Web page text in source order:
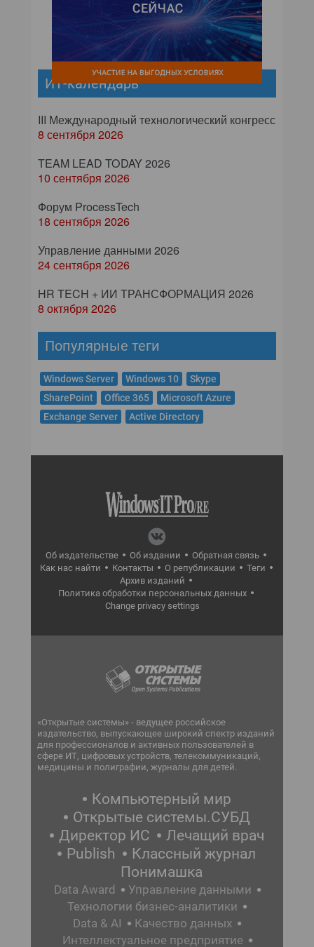
ИТ-календарь
III Международный технологический конгресс
8 сентября 2026
TEAM LEAD TODAY 2026
10 сентября 2026
Форум ProcessTech
18 сентября 2026
Управление данными 2026
24 сентября 2026
HR TECH + ИИ ТРАНСФОРМАЦИЯ 2026
8 октября 2026
Популярные теги
Windows Server Windows 10
Skype
SharePoint
Office 365
Microsoft Azure
Exchange Server
Active Directory
Об издательстве Об издании
Обратная связь
Как нас найти
Контакты О републикации
Теги
Архив изданий
Политика обработки персональных данных
Change privacy settings
«Открытые системы» - ведущее российское
издательство, выпускающее широкий спектр изданий
для профессионалов и активных пользователей в
сфере ИТ, цифровых устройств, телекоммуникаций,
медицины и полиграфии, журналы для детей.
Компьютерный мир
Открытые системы.СУБД
Директор ИС
Лечащий врач
Publish
Классный журнал
Понимашка
Data Award
Управление данными
Технологии бизнес-аналитики
Data & AI
Качество данных
Интеллектуальное предприятие